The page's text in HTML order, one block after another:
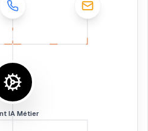
IA Métier